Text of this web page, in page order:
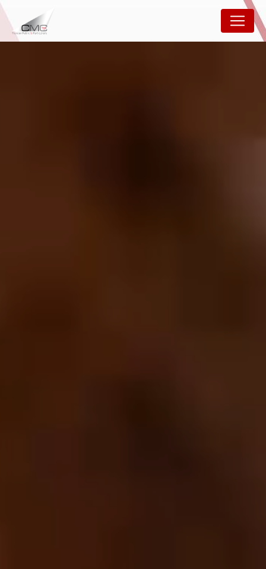
Panneau de gestion des cookies